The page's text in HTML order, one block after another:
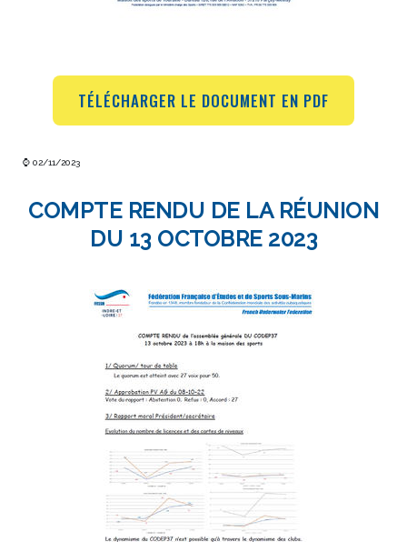
TÉLÉCHARGER LE DOCUMENT EN PDF
⌚ 02/11/2023
COMPTE RENDU DE LA RÉUNION
DU 13 OCTOBRE 2023